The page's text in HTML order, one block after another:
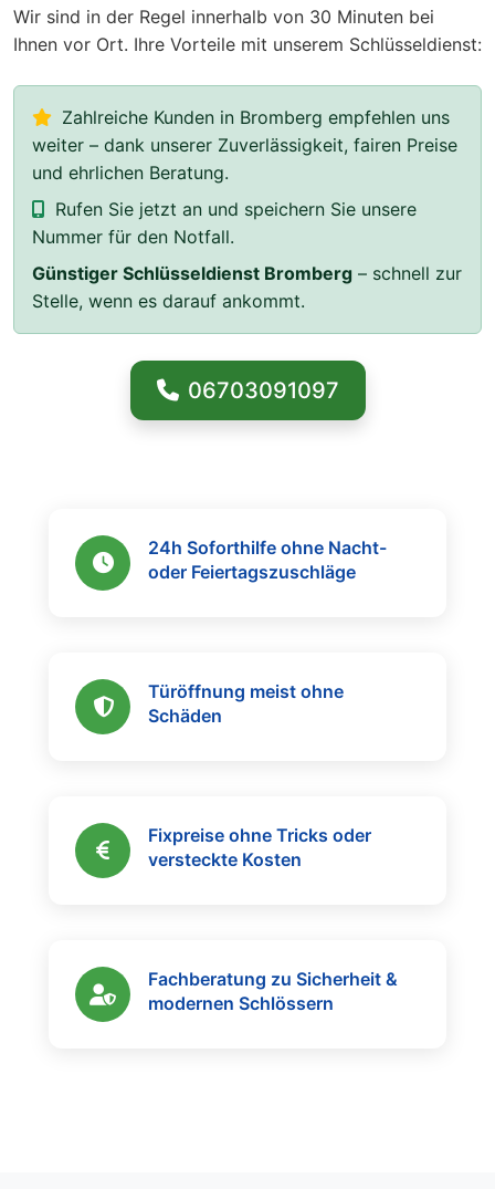
Wir sind in der Regel innerhalb von 30 Minuten bei
Ihnen vor Ort. Ihre Vorteile mit unserem Schlüsseldienst:
Zahlreiche Kunden in Bromberg empfehlen uns
weiter – dank unserer Zuverlässigkeit, fairen Preise
und ehrlichen Beratung.
Rufen Sie jetzt an und speichern Sie unsere
Nummer für den Notfall.
Günstiger Schlüsseldienst Bromberg – schnell zur
Stelle, wenn es darauf ankommt.
06703091097
24h Soforthilfe ohne Nacht-
oder Feiertagszuschläge
Türöffnung meist ohne
Schäden
Fixpreise ohne Tricks oder
versteckte Kosten
Fachberatung zu Sicherheit &
modernen Schlössern